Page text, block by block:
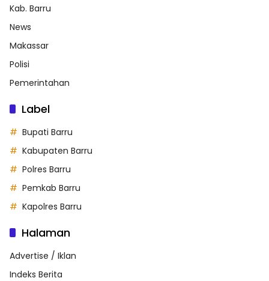
Kab. Barru
News
Makassar
Polisi
Pemerintahan
Label
Bupati Barru
Kabupaten Barru
Polres Barru
Pemkab Barru
Kapolres Barru
Halaman
Advertise / Iklan
Indeks Berita